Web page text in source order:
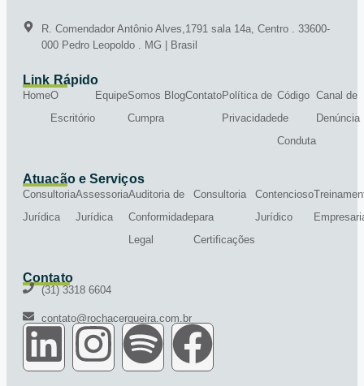
R. Comendador Antônio Alves,1791 sala 14a, Centro . 33600-
000 Pedro Leopoldo . MG | Brasil
Link Rápido
HomeO
Escritório
EquipeSomos
Cumpra
BlogContatoPolítica de
Privacidade
Código
de
Conduta
Canal de
Denúncia
Atuação e Serviços
Consultoria
Jurídica
Assessoria
Jurídica
Auditoria de
Conformidade
Legal
Consultoria
para
Certificações
Contencioso
Jurídico
Contato
(31) 3318 6604
contato@rochacerqueira.com.br